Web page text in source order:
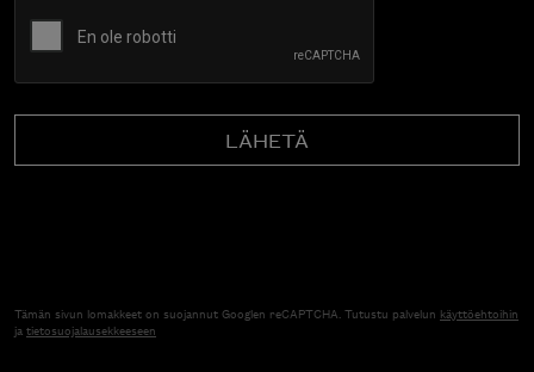
Tämän sivun lomakkeet on suojannut Googlen reCAPTCHA. Tutustu palvelun käyttöehtoihin
jatietosuojalausekkeeseen